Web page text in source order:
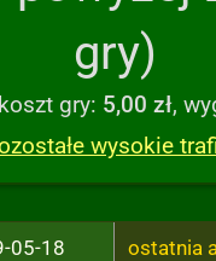
gry)
gry: 5,00 zł,
wysokie
05-18
ostatnia